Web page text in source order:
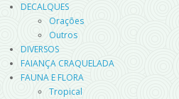
DECALQUES
Orações
Outros
DIVERSOS
FAIANÇA CRAQUELADA
FAUNA E FLORA
Tropical